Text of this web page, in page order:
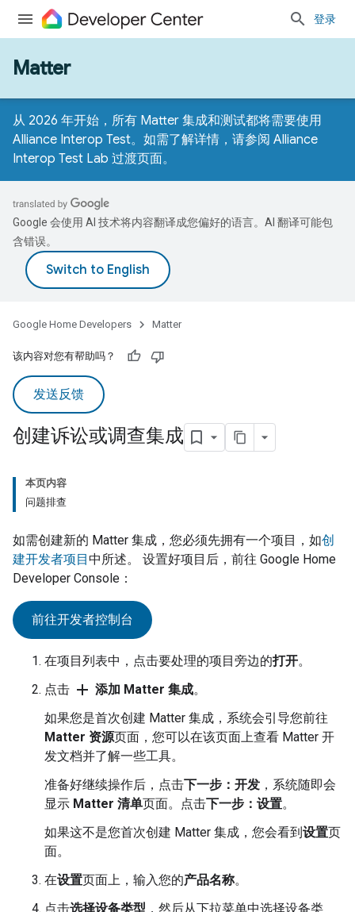
登录
Matter
从 2026 年开始，所有 Matter 集成和测试都将需要使用
Alliance Interop Test。如需了解详情，请参阅 Alliance
Interop Test Lab 过渡页面。
Google 会使用 AI 技术将内容翻译成您偏好的语言。AI 翻译可能包
含错误。
Google Home Developers Matter
该内容对您有帮助吗？
发送反馈
创建诉讼或调查集成
本页内容
问题排查
如需创建新的 Matter 集成，您必须先拥有一个项目，如创
建开发者项目中所述。 设置好项目后，前往 Google Home
Developer Console ：
前往开发者控制台
在项目列表中，点击要处理的项目旁边的打开。
点击 add 添加 Matter 集成。
如果您是首次创建 Matter 集成，系统会引导您前往
Matter 资源页面，您可以在该页面上查看 Matter 开
发文档并了解一些工具。
准备好继续操作后，点击下一步：开发 ，系统随即会
显示 Matter 清单页面。点击下一步：设置。
如果这不是您首次创建 Matter 集成，您会看到设置页
面。
在设置页面上，输入您的产品名称。
点击选择设备类型 ，然后从下拉菜单中选择设备类